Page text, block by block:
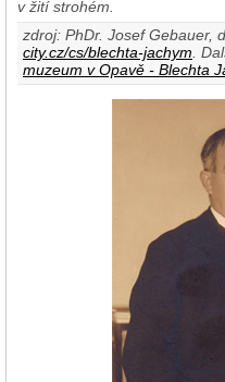
v žití strohém.
zdroj: PhDr. Josef Gebauer,
city.cz/cs/blechta-jachym .
muzeum v Opavě - Blechta